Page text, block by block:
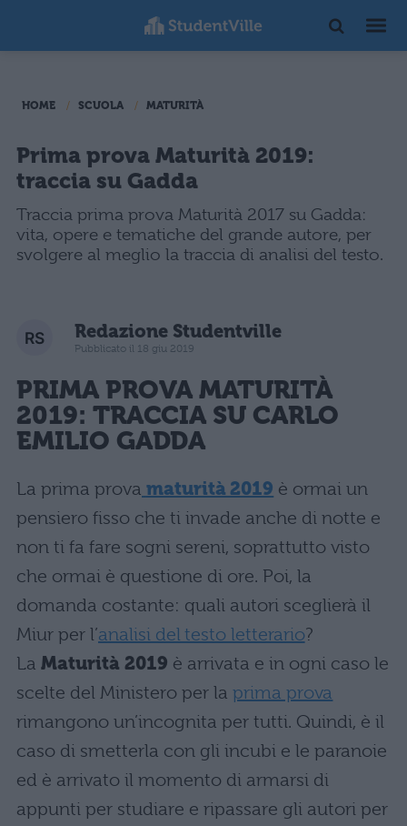
HOME SCUOLA MATURITÀ
Prima prova Maturità 2019:
traccia su Gadda
Traccia prima prova Maturità 2017 su Gadda:
vita, opere e tematiche del grande autore, per
svolgere al meglio la traccia di analisi del testo.
Redazione Studentville
Pubblicato il 18 giu 2019
PRIMA PROVA MATURITÀ
2019: TRACCIA SU CARLO
EMILIO GADDA
La prima prova maturità 2019 è ormai un
pensiero fisso che ti invade anche di notte e
non ti fa fare sogni sereni, soprattutto visto
che ormai è questione di ore. Poi, la
domanda costante: quali autori sceglierà il
Miur per l’analisi del testo letterario?
La Maturità 2019 è arrivata e in ogni caso le
scelte del Ministero per la prima prova
rimangono un’incognita per tutti. Quindi, è il
caso di smetterla con gli incubi e le paranoie
ed è arrivato il momento di armarsi di
appunti per studiare e ripassare gli autori per